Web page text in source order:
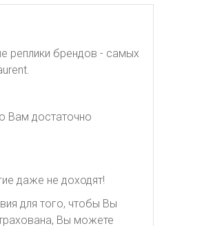
реплики брендов - самых
Вам достаточно
даже не доходят!
для того, чтобы Вы
Вы можете